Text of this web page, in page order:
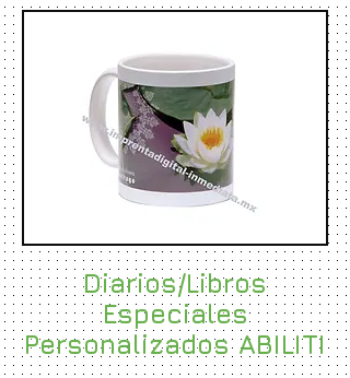
Diarios/Libros
Especiales
Personalizados ABILITI